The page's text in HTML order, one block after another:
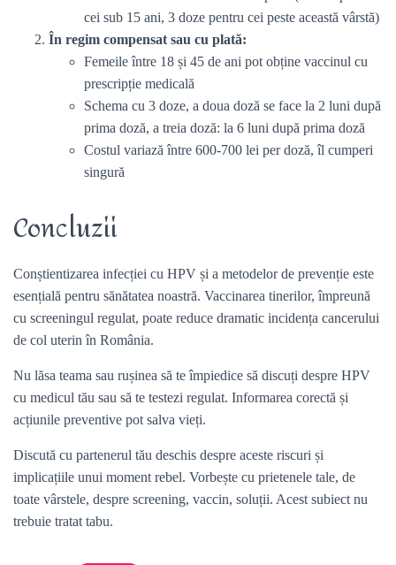
cei sub 15 ani, 3 doze pentru cei peste această vârstă)
În regim compensat sau cu plată:
Femeile între 18 și 45 de ani pot obține vaccinul cu
prescripție medicală
Schema cu 3 doze, a doua doză se face la 2 luni după
prima doză, a treia doză: la 6 luni după prima doză
Costul variază între 600-700 lei per doză, îl cumperi
singură
Concluzii
Conștientizarea infecției cu HPV și a metodelor de prevenție este
esențială pentru sănătatea noastră. Vaccinarea tinerilor, împreună
cu screeningul regulat, poate reduce dramatic incidența cancerului
de col uterin în România.
Nu lăsa teama sau rușinea să te împiedice să discuți despre HPV
cu medicul tău sau să te testezi regulat. Informarea corectă și
acțiunile preventive pot salva vieți.
Discută cu partenerul tău deschis despre aceste riscuri și
implicațiile unui moment rebel. Vorbește cu prietenele tale, de
toate vârstele, despre screening, vaccin, soluții. Acest subiect nu
trebuie tratat tabu.